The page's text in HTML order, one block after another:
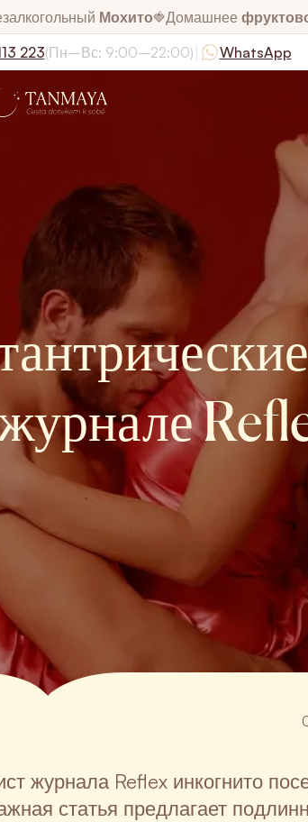
Мохито🍓Домашнее
223(Пн–Вс: 9:00–22:00) WhatsApp
журнала Reflex инкогнито
статья предлагает